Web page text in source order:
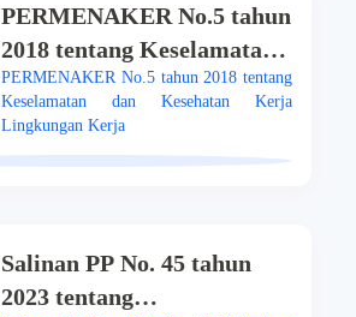
PERMENAKER No.5 tahun
2018 tentang Keselamatan
dan Kesehatan Kerja
Lingkungan Kerja
PERMENAKER No.5 tahun 2018 tentang
Keselamatan dan Kesehatan Kerja
Lingkungan Kerja
Salinan PP No. 45 tahun
2023 tentang